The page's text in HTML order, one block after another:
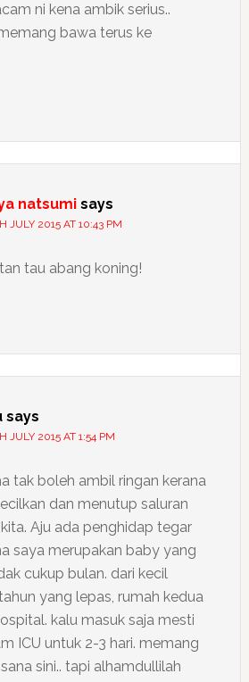
ni kena ambik serius..
bawa terus ke
natsumi says
JULY 2015 AT 10:43 PM
tau abang koning!
says
JULY 2015 AT 1:54 PM
tak boleh ambil ringan kerana
dan menutup saluran
Aju ada penghidap tegar
saya merupakan baby yang
cukup bulan. dari kecil
yang lepas, rumah kedua
kalu masuk saja mesti
ICU untuk 2-3 hari. memang
sini.. tapi alhamdullilah